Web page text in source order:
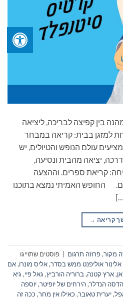
בין קפיצה לבריכה, ליציאה
למזגן בבית: קריאה במבחר
עולם הנופש והטיולים, יש
יציאה מהבית ונסיעה,
קריאת ספרים. וההצעה
נהדרים. החופש האמיתי נמצא בתוכנו
קריאה →
מקור,פרוזה תרגום
פוסטים שתוייגו
אלינור אוליפנט ממש בסדר,אליס מונרו,אם
,ארץ קטנה,ברוריה הורביץ, גאל פיי, גיא
הדסה הנדלר,הירחים של יופיטר,יוספה
,יערית טאובר, כאילו אין מחר, ככה זה